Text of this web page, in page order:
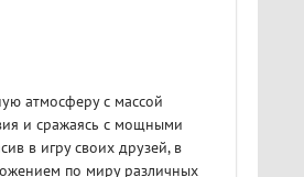
атмосферу с массой
и сражаясь с мощными
в игру своих друзей, в
по миру различных